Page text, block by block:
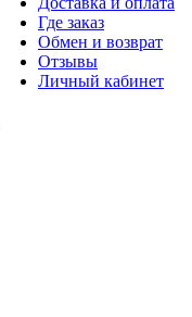
Где заказ
Обмен и возврат
Отзывы
Личный кабинет